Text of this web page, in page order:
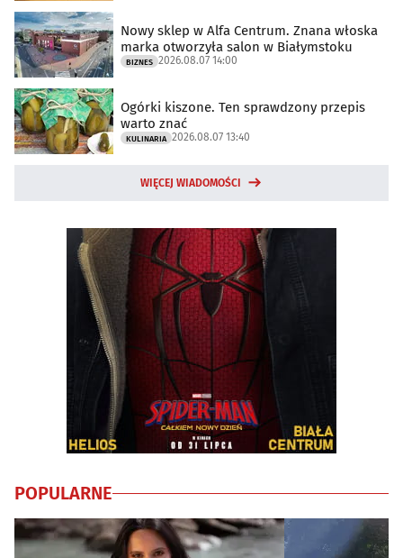
Nowy sklep w Alfa Centrum. Znana włoska
marka otworzyła salon w Białymstoku
BIZNES 2026.08.07 14:00
Ogórki kiszone. Ten sprawdzony przepis
warto znać
KULINARIA 2026.08.07 13:40
WIĘCEJ WIADOMOŚCI
POPULARNE